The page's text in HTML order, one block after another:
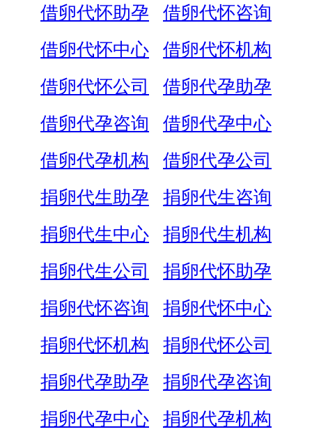
借卵代怀助孕
借卵代怀咨询
借卵代怀中心
借卵代怀机构
借卵代怀公司
借卵代孕助孕
借卵代孕咨询
借卵代孕中心
借卵代孕机构
借卵代孕公司
捐卵代生助孕
捐卵代生咨询
捐卵代生中心
捐卵代生机构
捐卵代生公司
捐卵代怀助孕
捐卵代怀咨询
捐卵代怀中心
捐卵代怀机构
捐卵代怀公司
捐卵代孕助孕
捐卵代孕咨询
捐卵代孕中心
捐卵代孕机构